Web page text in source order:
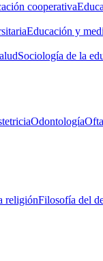
cooperativa
Educación y
Sociología de la
Odontología
religiónFilosofía del